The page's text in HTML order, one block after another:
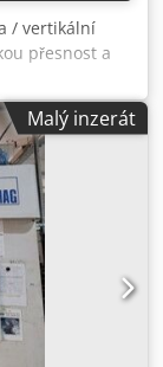
X, Z je
# Hlavní
# Měření v
vkládány a
rozšiřuje
(sister
jednotka
40 bar
pracovní
Stav stroje: V
/ vertikální
přesnost a
osy; max.
X 750 mm;
nástrojů.
plynule do
moment
spotřeba 36
Malý inzerát